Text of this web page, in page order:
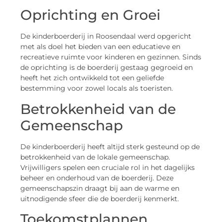
Oprichting en Groei
De kinderboerderij in Roosendaal werd opgericht
met als doel het bieden van een educatieve en
recreatieve ruimte voor kinderen en gezinnen. Sinds
de oprichting is de boerderij gestaag gegroeid en
heeft het zich ontwikkeld tot een geliefde
bestemming voor zowel locals als toeristen.
Betrokkenheid van de
Gemeenschap
De kinderboerderij heeft altijd sterk gesteund op de
betrokkenheid van de lokale gemeenschap.
Vrijwilligers spelen een cruciale rol in het dagelijks
beheer en onderhoud van de boerderij. Deze
gemeenschapszin draagt bij aan de warme en
uitnodigende sfeer die de boerderij kenmerkt.